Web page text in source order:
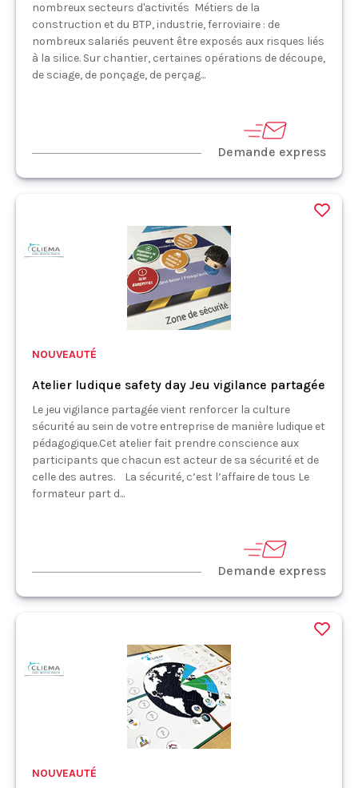
nombreux secteurs d'activités Métiers de la
construction et du BTP, industrie, ferroviaire : de
nombreux salariés peuvent être exposés aux risques liés
à la silice. Sur chantier, certaines opérations de découpe,
de sciage, de ponçage, de perçag...
Demande express
NOUVEAUTÉ
Atelier ludique safety day Jeu vigilance partagée
Le jeu vigilance partagée vient renforcer la culture
sécurité au sein de votre entreprise de manière ludique et
pédagogique.Cet atelier fait prendre conscience aux
participants que chacun est acteur de sa sécurité et de
celle des autres. La sécurité, c’est l’affaire de tous Le
formateur part d...
Demande express
NOUVEAUTÉ